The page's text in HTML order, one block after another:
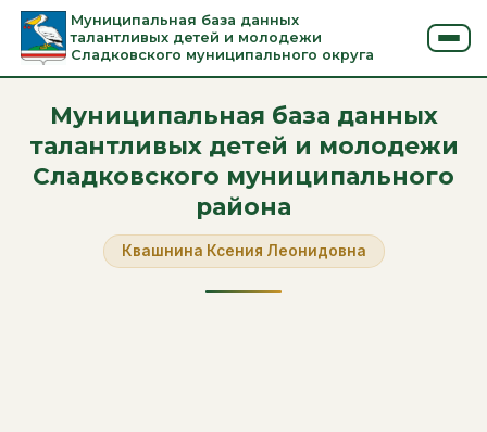
Муниципальная база данных
талантливых детей и молодежи
Сладковского муниципального округа
Муниципальная база данных
талантливых детей и молодежи
Сладковского муниципального
района
Квашнина Ксения Леонидовна